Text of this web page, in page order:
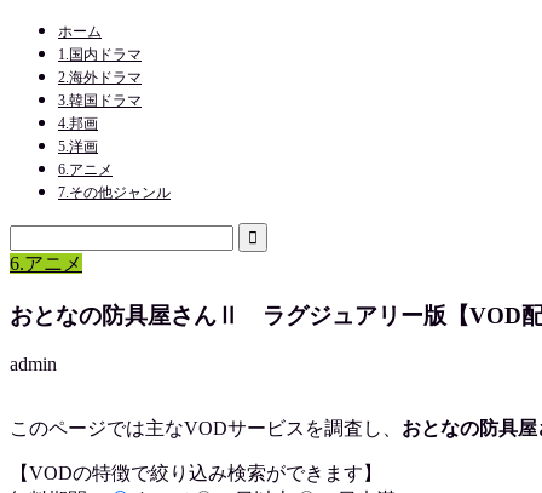
ホーム
1.国内ドラマ
2.海外ドラマ
3.韓国ドラマ
4.邦画
5.洋画
6.アニメ
7.その他ジャンル
6.アニメ
おとなの防具屋さんⅡ ラグジュアリー版【VOD配
admin
このページでは主なVODサービスを調査し、 おとなの防具
【VODの特徴で絞り込み検索ができます】